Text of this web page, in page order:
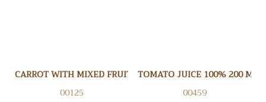
CARROT WITH MIXED FRUIT JUICE 200 ML. น้ำแครอท
00125
TOMATO JUICE 100% 200 ML.
00459